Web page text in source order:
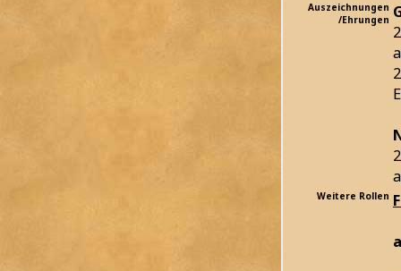
Auszeichnungen
/Ehrungen
Weitere Rollen